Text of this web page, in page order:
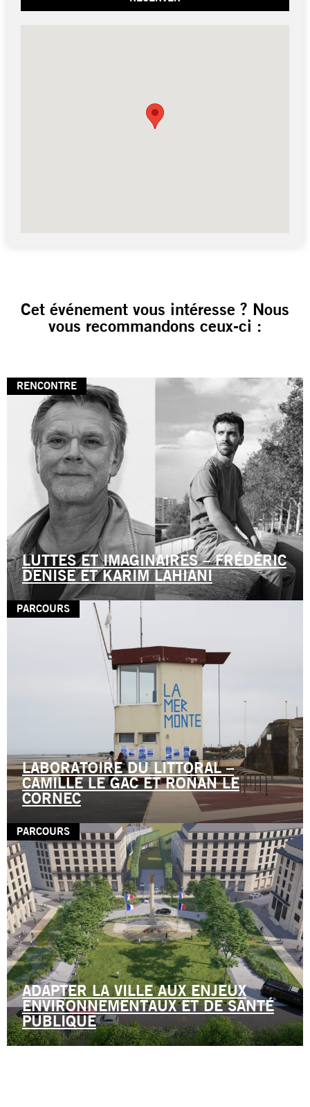
Cet événement vous intéresse ? Nous
vous recommandons ceux-ci :
RENCONTRE
LUTTES ET IMAGINAIRES – FRÉDÉRIC
DENISE ET KARIM LAHIANI
PARCOURS
LABORATOIRE DU LITTORAL –
CAMILLE LE GAC ET RONAN LE
CORNEC
PARCOURS
ADAPTER LA VILLE AUX ENJEUX
ENVIRONNEMENTAUX ET DE SANTÉ
PUBLIQUE